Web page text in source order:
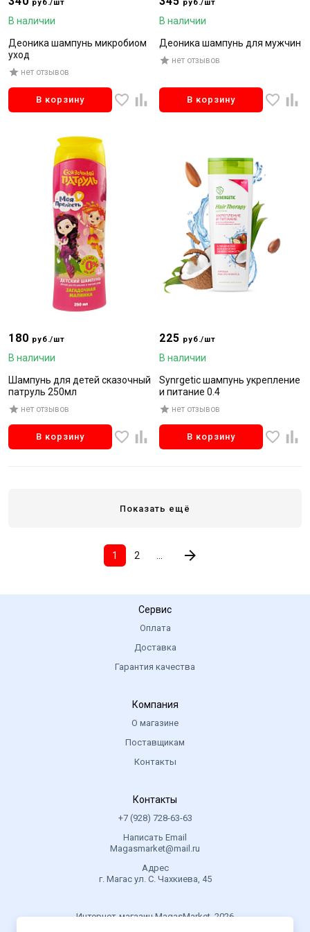
руб./шт
В наличии
Деоника шампунь микробиом
уход
нет отзывов
В корзину
руб./шт
В наличии
Деоника шампунь для мужчин
нет отзывов
В корзину
180 руб./шт
В наличии
Шампунь для детей сказочный
патруль 250мл
нет отзывов
В корзину
225 руб./шт
В наличии
Synrgetic шампунь укрепление
и питание 0.4
нет отзывов
В корзину
Показать ещё
1 2
Сервис
Оплата
Доставка
Гарантия качества
Компания
О магазине
Поставщикам
Контакты
Контакты
+7 (928) 728-63-63
Написать Email
Magasmarket@mail.ru
Адрес
г. Магас ул. С. Чахкиева, 45
Интернет-магазин MagasMarket, 2026